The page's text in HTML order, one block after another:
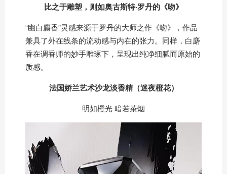
比之于雕塑，则如奥古斯特·罗丹的《吻》
“幽白麝香”灵感来源于罗丹的大师之作《吻》，作品
兼具了外在线条的流动感与内在的张力。同样，白麝
香在调香师的妙手雕琢下，呈现出纯净细腻而原始的
质感。
法国娇兰艺术沙龙淡香精（迷夜橙花）
明如橙光 暗若茶烟